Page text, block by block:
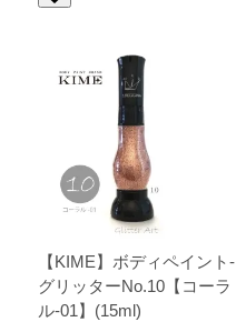
【KIME】ボディペイント-
グリッターNo.10【コーラ
ル-01】(15ml)